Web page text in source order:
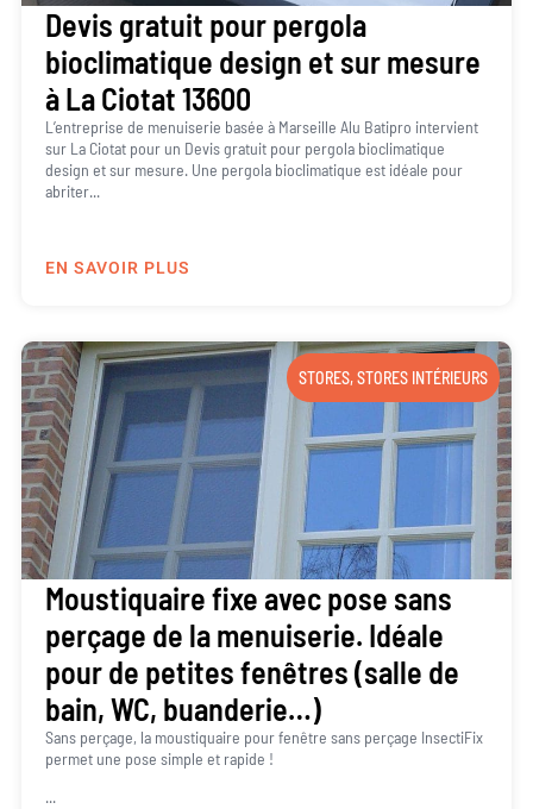
Devis gratuit pour pergola
bioclimatique design et sur mesure
à La Ciotat 13600
L’entreprise de menuiserie basée à Marseille Alu Batipro intervient
sur La Ciotat pour un Devis gratuit pour pergola bioclimatique
design et sur mesure. Une pergola bioclimatique est idéale pour
abriter...
EN SAVOIR PLUS
STORES,STORES INTÉRIEURS
Moustiquaire fixe avec pose sans
perçage de la menuiserie. Idéale
pour de petites fenêtres (salle de
bain, WC, buanderie…)
Sans perçage, la moustiquaire pour fenêtre sans perçage InsectiFix
permet une pose simple et rapide !
...